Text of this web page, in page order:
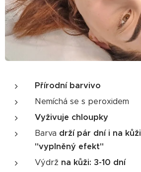
Přírodní barvivo
Nemíchá se s peroxidem
Vyživuje chloupky
Barva drží pár dní i na kůži
"vyplněný efekt"
Výdrž na kůži: 3-10 dní